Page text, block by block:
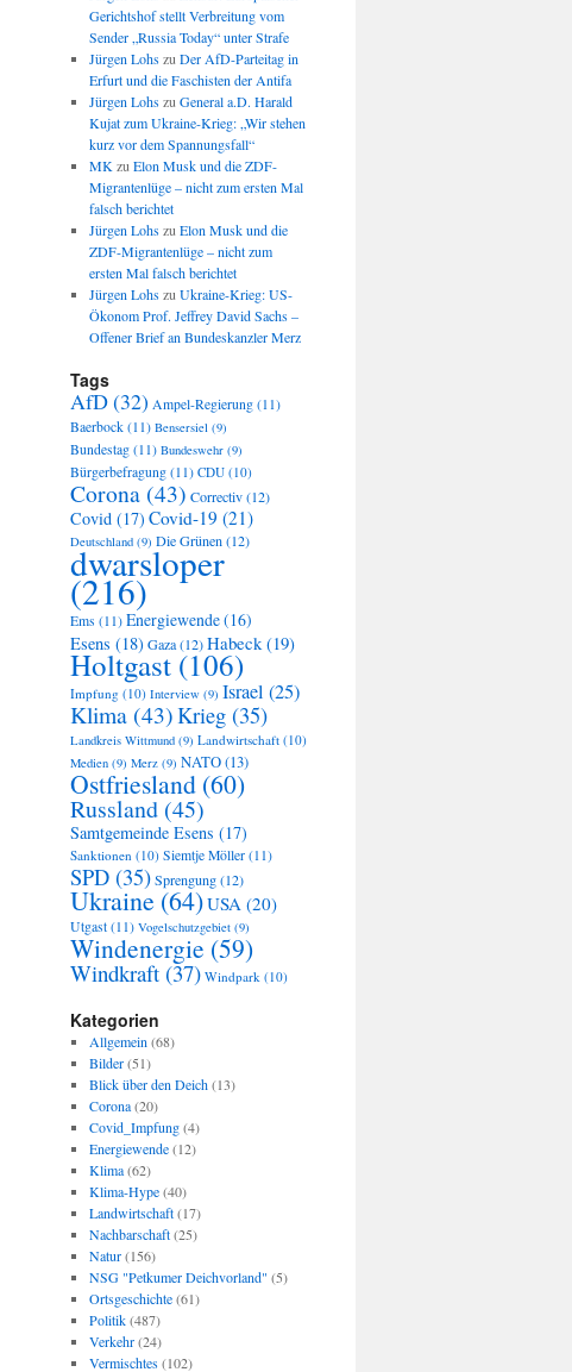
Gerichtshof stellt Verbreitung vom
Sender „Russia Today“ unter Strafe
Jürgen Lohszu Der AfD-Parteitag in
Erfurt und die Faschisten der Antifa
Jürgen Lohszu General a.D. Harald
Kujat zum Ukraine-Krieg: „Wir stehen
kurz vor dem Spannungsfall“
MK zu Elon Musk und die ZDF-
Migrantenlüge – nicht zum ersten Mal
falsch berichtet
Jürgen Lohszu Elon Musk und die
ZDF-Migrantenlüge – nicht zum
ersten Mal falsch berichtet
Jürgen Lohszu Ukraine-Krieg: US-
Ökonom Prof. Jeffrey David Sachs –
Offener Brief an Bundeskanzler Merz
Tags
AfD(32) Ampel-Regierung (11)
Baerbock (11) Bensersiel (9)
Bundestag (11) Bundeswehr (9)
Bürgerbefragung (11) CDU (10)
Corona (43) Correctiv(12)
Covid (17) Covid-19 (21)
Deutschland (9) Die Grünen(12)
dwarsloper
(216)
Ems (11) Energiewende(16)
Esens (18)Gaza(12)Habeck(19)
Holtgast (106)
Impfung (10) Interview (9) Israel (25)
Klima (43)Krieg (35)
Landkreis Wittmund (9) Landwirtschaft (10)
Medien (9) Merz (9) NATO(13)
Ostfriesland (60)
Russland (45)
Samtgemeinde Esens (17)
Sanktionen (10) Siemtje Möller (11)
SPD (35)Sprengung(12)
Ukraine (64)USA (20)
Utgast (11) Vogelschutzgebiet (9)
Windenergie (59)
Windkraft (37) Windpark (10)
Kategorien
Allgemein (68)
Bilder(51)
Blick über den Deich(13)
Corona(20)
Covid_Impfung(4)
Energiewende(12)
Klima(62)
Klima-Hype(40)
Landwirtschaft(17)
Nachbarschaft(25)
Natur(156)
NSG "Petkumer Deichvorland" (5)
Ortsgeschichte(61)
Politik(487)
Verkehr(24)
Vermischtes(102)